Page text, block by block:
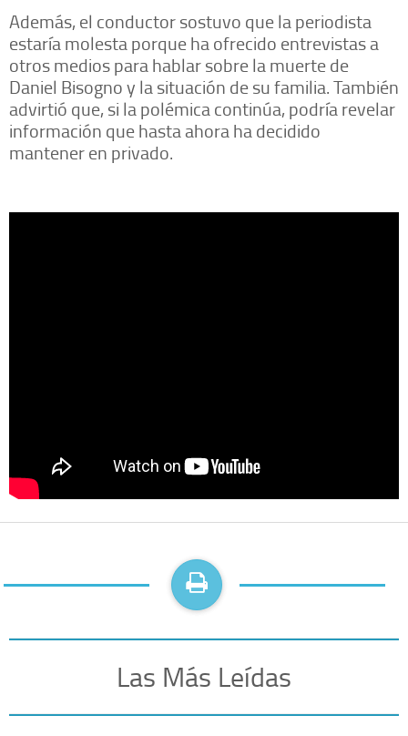
Además, el conductor sostuvo que la periodista
estaría molesta porque ha ofrecido entrevistas a
otros medios para hablar sobre la muerte de
Daniel Bisogno y la situación de su familia. También
advirtió que, si la polémica continúa, podría revelar
información que hasta ahora ha decidido
mantener en privado.
Las Más Leídas